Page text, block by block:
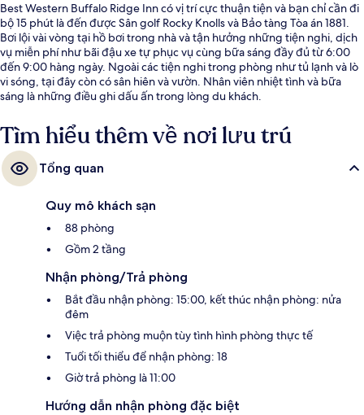
Best Western Buffalo Ridge Inn có vị trí cực thuận tiện và bạn chỉ cần đi
bộ 15 phút là đến được Sân golf Rocky Knolls và Bảo tàng Tòa án 1881.
Bơi lội vài vòng tại hồ bơi trong nhà và tận hưởng những tiện nghi, dịch
vụ miễn phí như bãi đậu xe tự phục vụ cùng bữa sáng đầy đủ từ 6:00
đến 9:00 hàng ngày. Ngoài các tiện nghi trong phòng như tủ lạnh và lò
vi sóng, tại đây còn có sân hiên và vườn. Nhân viên nhiệt tình và bữa
sáng là những điều ghi dấu ấn trong lòng du khách.
Tìm hiểu thêm về nơi lưu trú
Tổng quan
Quy mô khách sạn
88 phòng
Gồm 2 tầng
Nhận phòng/Trả phòng
Bắt đầu nhận phòng: 15:00, kết thúc nhận phòng: nửa
đêm
Việc trả phòng muộn tùy tình hình phòng thực tế
Tuổi tối thiểu để nhận phòng: 18
Giờ trả phòng là 11:00
Hướng dẫn nhận phòng đặc biệt